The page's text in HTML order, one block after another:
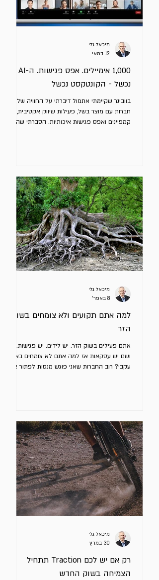
נכשל - הקונטקסט נכשל
בוובינר שקיימתי אתמול דיברתי על החוויה של
חברות עם מוצר בשל, פעילות שיווק אקטיבית,
קמפיינים ואפס פגישות איכותיות. הסברתי שה –
כול החברות משתמשות היום באותם מודלים, קונים
את אותם כלי outbound ועובדים עם אותם
Signals: שינויי תפקיד, סבבי גיוס, פעילות
בלינקדאין,
מיכאל גלי
12 במאי
למה אתם תקועים ולא צומחים בשוק
הזר
אתם פעילים בשוק הזר. יש לידים. יש פגישות. פה
ושם יש עסקאות אז למה אתם לא צומחים באופן
עקבי? רוב החברות שאני פוגש מנסות לפתור את
התוצאות של בעיה עמוקה יותר. הטעות היא
לחשוב שאם נבצע שינויים או נגדיל תקציב
השיווק/מכירות, כמו עוד קמפיין (כדי להשיג לידים),
עוד איש מכירות
מיכאל גלי
8 באפר׳
רק אם יש לכם Traction תתחיל
הצמיחה בשוק החדש
מיכאל גלי
30 במרץ